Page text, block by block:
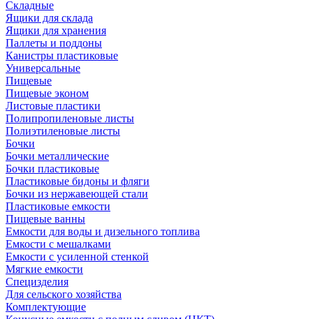
Складные
Ящики для склада
Ящики для хранения
Паллеты и поддоны
Канистры пластиковые
Универсальные
Пищевые
Пищевые эконом
Листовые пластики
Полипропиленовые листы
Полиэтиленовые листы
Бочки
Бочки металлические
Бочки пластиковые
Пластиковые бидоны и фляги
Бочки из нержавеющей стали
Пластиковые емкости
Пищевые ванны
Емкости для воды и дизельного топлива
Емкости с мешалками
Емкости с усиленной стенкой
Мягкие емкости
Специзделия
Для сельского хозяйства
Комплектующие